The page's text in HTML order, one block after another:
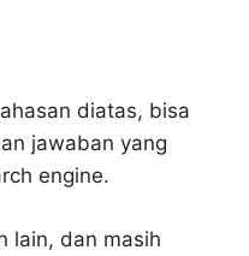
diatas, bisa
jawaban yang
engine.
lain, dan masih